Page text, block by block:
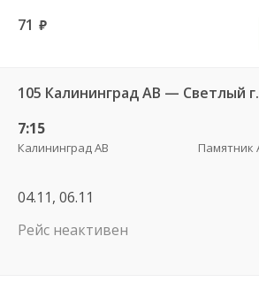
71 руб.
105 Калининград АВ — Светлый г.
7:15
Калининград АВ
04.11, 06.11
Рейс неактивен